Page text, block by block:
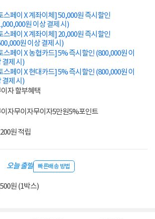
스페이 X 계좌이체] 50,000원 즉시할인
원 이상 결제 시)
스페이 X 계좌이체] 20,000원 즉시할인
원 이상 결제 시)
스페이 X 농협카드] 5% 즉시할인 (800,000원 이
결제 시)
스페이 X 현대카드] 5% 즉시할인 (800,000원 이
결제 시)
자 할부혜택
자무이자무이자5만원5%포인트
원 적립
오늘 출발 빠른배송 방법
원 (1박스)